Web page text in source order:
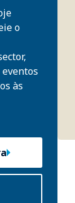
o
eventos
às